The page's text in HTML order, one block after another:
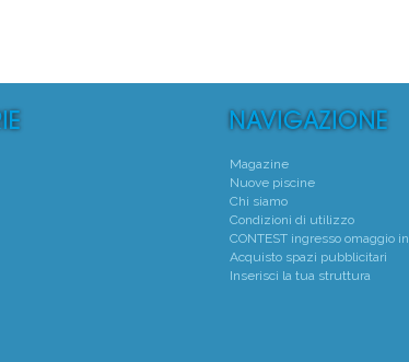
Magazine
Nuove piscine
Chi siamo
Condizioni di utilizzo
CONTEST ingresso omaggio
Acquisto spazi pubblicitari
Inserisci la tua struttura